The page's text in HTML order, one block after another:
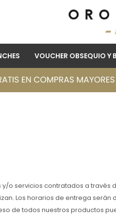
VOUCHER OBSEQUIO Y
o servicios contratados a través
Los horarios de entrega
de todos nuestros productos